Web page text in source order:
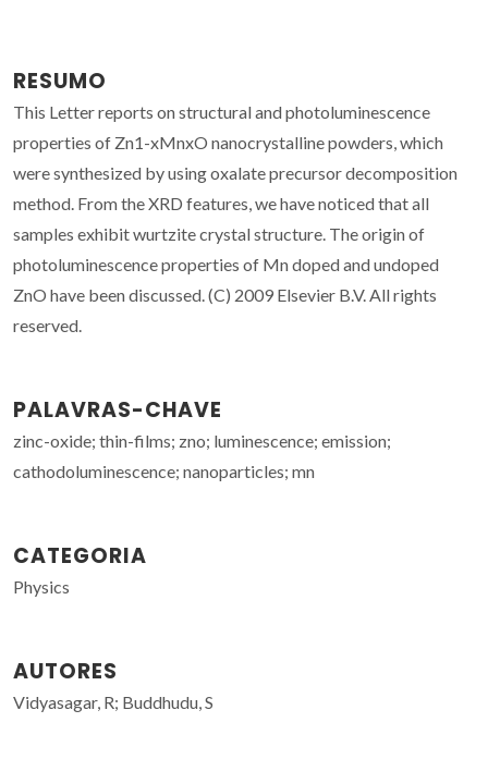
RESUMO
This Letter reports on structural and photoluminescence
properties of Zn1-xMnxO nanocrystalline powders, which
were synthesized by using oxalate precursor decomposition
method. From the XRD features, we have noticed that all
samples exhibit wurtzite crystal structure. The origin of
photoluminescence properties of Mn doped and undoped
ZnO have been discussed. (C) 2009 Elsevier B.V. All rights
reserved.
PALAVRAS-CHAVE
zinc-oxide; thin-films; zno; luminescence; emission;
cathodoluminescence; nanoparticles; mn
CATEGORIA
Physics
AUTORES
Vidyasagar, R; Buddhudu, S